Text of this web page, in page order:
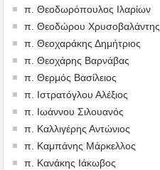
π. Θεοδωρόπουλος Ιλαρίων
π. Θεοδώρου Χρυσοβαλάντης
π. Θεοχαράκης Δημήτριος
π. Θεοχάρης Βαρνάβας
π. Θερμός Βασίλειος
π. Ιστρατόγλου Αλέξιος
π. Ιωάννου Σιλουανός
π. Καλλιγέρης Αντώνιος
π. Καμπάνης Μάρκελλος
π. Κανάκης Ιάκωβος